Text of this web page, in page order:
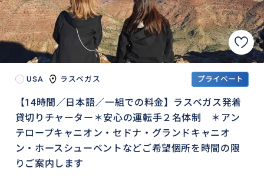
USA ラスベガス プライベート
【14時間／日本語／一組での料金】ラスベガス発着
貸切りチャーター＊安心の運転手２名体制 ＊アン
テロープキャニオン・セドナ・グランドキャニオ
ン・ホースシューベントなどご希望個所を時間の限
りご案内します